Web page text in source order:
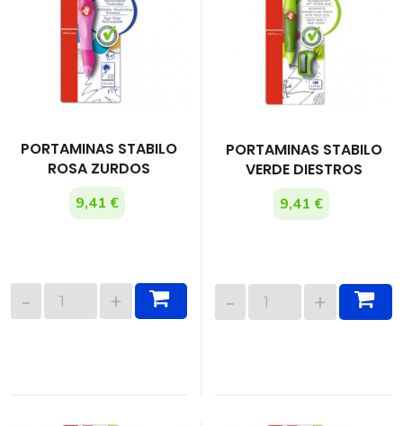
PORTAMINAS STABILO
ROSA ZURDOS
9,41 €
PORTAMINAS STABILO
VERDE DIESTROS
9,41 €